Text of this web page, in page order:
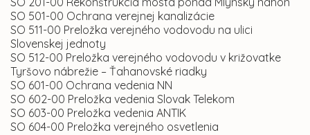
SO 501-00 Ochrana verejnej kanalizácie
SO 511-00 Preložka verejného vodovodu na ulici
Slovenskej jednoty
SO 512-00 Preložka verejného vodovodu v križovatke
Tyršovo nábrežie – Ťahanovské riadky
SO 601-00 Ochrana vedenia NN
SO 602-00 Preložka vedenia Slovak Telekom
SO 603-00 Preložka vedenia ANTIK
SO 604-00 Preložka verejného osvetlenia